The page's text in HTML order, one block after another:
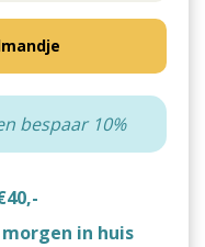
bespaar 10%
in huis